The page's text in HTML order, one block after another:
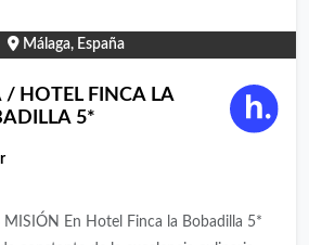
Málaga, España
/ HOTEL FINCA LA
5*
MISIÓN En Hotel Finca la Bobadilla 5*